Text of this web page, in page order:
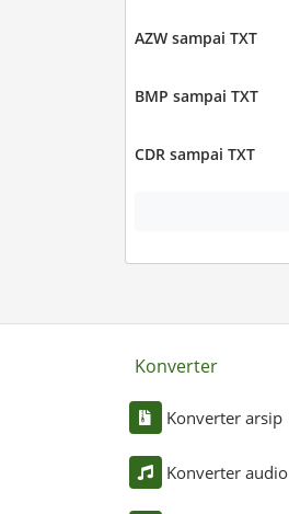
AZW sampai TXT
BMP sampai TXT
CDR sampai TXT
Konverter
Konverter arsip
Konverter audio